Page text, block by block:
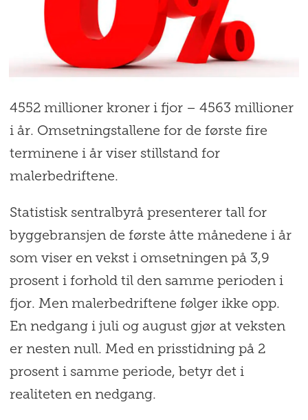
4552 millioner kroner i fjor – 4563 millioner
i år. Omsetningstallene for de første fire
terminene i år viser stillstand for
malerbedriftene.
Statistisk sentralbyrå presenterer tall for
byggebransjen de første åtte månedene i år
som viser en vekst i omsetningen på 3,9
prosent i forhold til den samme perioden i
fjor. Men malerbedriftene følger ikke opp.
En nedgang i juli og august gjør at veksten
er nesten null. Med en prisstidning på 2
prosent i samme periode, betyr det i
realiteten en nedgang.